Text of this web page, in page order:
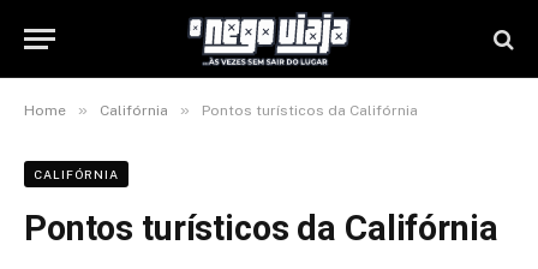
Home » Califórnia » Pontos turísticos da Califórnia
CALIFÓRNIA
Pontos turísticos da Califórnia